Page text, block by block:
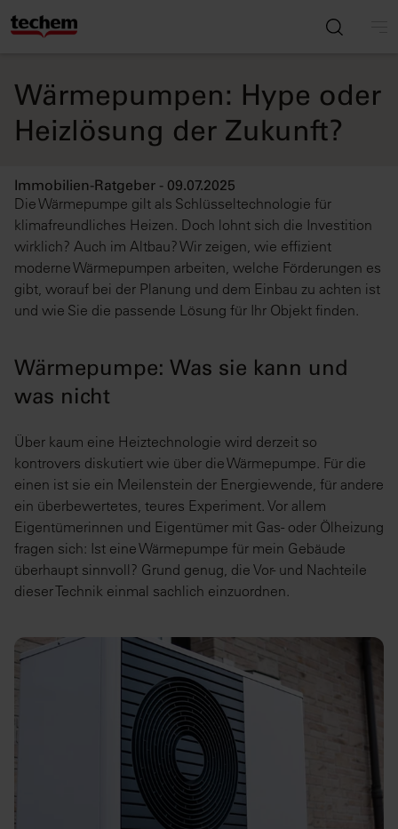
Wärmepumpen: Hype oder
Heizlösung der Zukunft?
Immobilien-Ratgeber - 09.07.2025
Die Wärmepumpe gilt als Schlüsseltechnologie für
klimafreundliches Heizen. Doch lohnt sich die Investition
wirklich? Auch im Altbau? Wir zeigen, wie effizient
moderne Wärmepumpen arbeiten, welche Förderungen es
gibt, worauf bei der Planung und dem Einbau zu achten ist
und wie Sie die passende Lösung für Ihr Objekt finden.
Wärmepumpe: Was sie kann und
was nicht
Über kaum eine Heiztechnologie wird derzeit so
kontrovers diskutiert wie über die Wärmepumpe. Für die
einen ist sie ein Meilenstein der Energiewende, für andere
ein überbewertetes, teures Experiment. Vor allem
Eigentümerinnen und Eigentümer mit Gas- oder Ölheizung
fragen sich: Ist eine Wärmepumpe für mein Gebäude
überhaupt sinnvoll? Grund genug, die Vor- und Nachteile
dieser Technik einmal sachlich einzuordnen.